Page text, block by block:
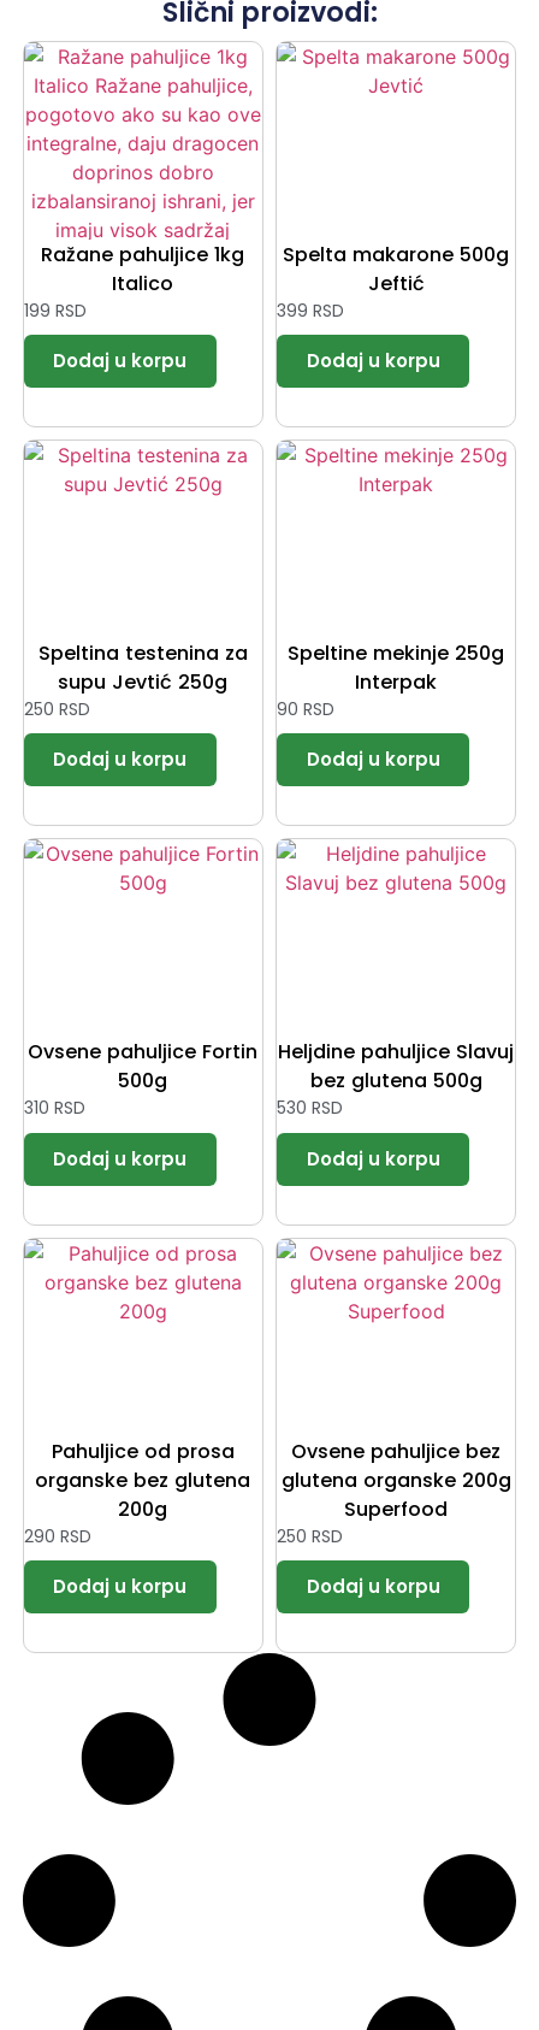
Slični proizvodi:
Ražane pahuljice 1kg
Italico
199 RSD
Spelta makarone 500g
Jeftić
399 RSD
Speltina testenina za
supu Jevtić 250g
250 RSD
Speltine mekinje 250g
Interpak
90 RSD
Ovsene pahuljice Fortin
500g
310 RSD
Heljdine pahuljice Slavuj
bez glutena 500g
530 RSD
Pahuljice od prosa
organske bez glutena
200g
290 RSD
Ovsene pahuljice bez
glutena organske 200g
Superfood
250 RSD